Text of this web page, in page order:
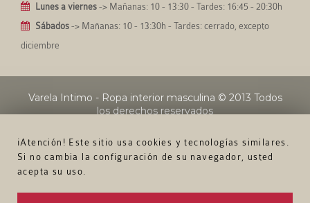
¡Atención! Este sitio usa cookies y tecnologías similares.
Si no cambia la configuración de su navegador, usted
acepta su uso.
Lunes a viernes -> Mañanas: 10 - 13:30 - Tardes: 16:45 - 20:30h
Sábados -> Mañanas: 10 - 13:30h - Tardes: cerrado, excepto
diciembre
Varela Intimo - Ropa interior masculina © 2013 Todos
los derechos reservados